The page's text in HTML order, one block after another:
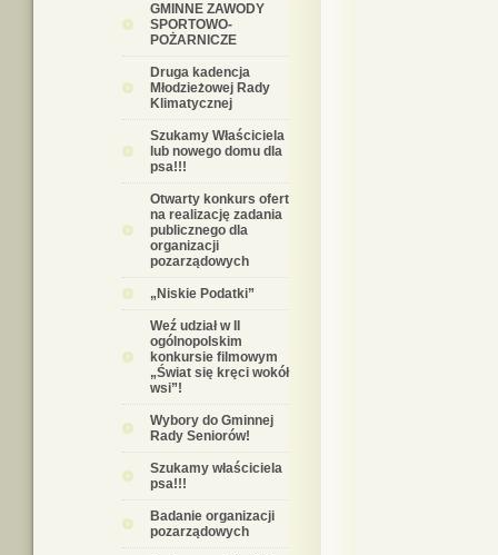
GMINNE ZAWODY
SPORTOWO-
POŻARNICZE
Druga kadencja
Młodzieżowej Rady
Klimatycznej
Szukamy Właściciela
lub nowego domu dla
psa!!!
Otwarty konkurs ofert
na realizację zadania
publicznego dla
organizacji
pozarządowych
„Niskie Podatki”
Weź udział w II
ogólnopolskim
konkursie filmowym
„Świat się kręci wokół
wsi”!
Wybory do Gminnej
Rady Seniorów!
Szukamy właściciela
psa!!!
Badanie organizacji
pozarządowych